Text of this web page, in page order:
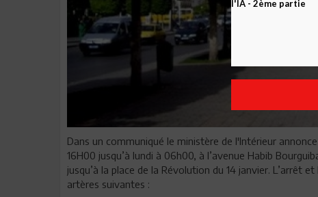
Dans un communiqué le ministère de l'Intérieur
16H00 jusqu’à lundi à 06h00, à l’avenue Habib
jusqu’à la place de la Révolution du 14 janvier.
artères suivantes :
l'IA - 2ème partie